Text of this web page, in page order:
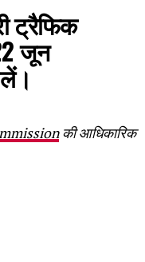
ट्रैफिक
जून
लें।
की आधिकारिक